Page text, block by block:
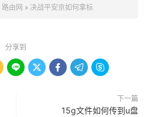
路由网 » 决战平安京如何拿标
分享到
    
下一篇
15g文件如何传到u盘